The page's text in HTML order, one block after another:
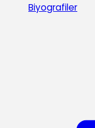
Biyografiler